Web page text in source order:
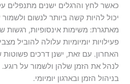
כאשר לחץ והרגלים ישנים מתנפלים
יכול להיות קשה ביותר לנשום
מאתגרת: משימות אינסופיות,
פעילויות יומיומיות עלולה להוביל
האחרון. עם זאת, ישנן דרכים פשוטות
לנהל את הזמן שלהן ולשמור על
בניהול הזמן ובארגון יומיומי.